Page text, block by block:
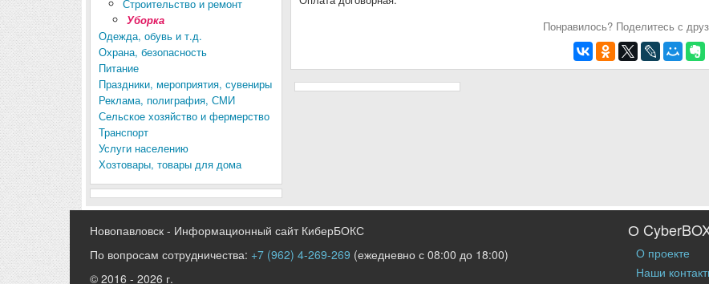
Строительство и ремонт
Уборка
Одежда, обувь и т.д.
Охрана, безопасность
Питание
Праздники, мероприятия, сувениры
Реклама, полиграфия, СМИ
Сельское хозяйство и фермерство
Транспорт
Услуги населению
Хозтовары, товары для дома
Понравилось? Поделитесь с
Новопавловск - Информационный сайт КиберБОКС
По вопросам сотрудничества: +7 (962) 4-269-269 (ежедневно с 08:00 до 18:00)
© 2016 - 2026 г.
О
О проекте
Наши